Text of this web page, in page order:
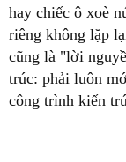
hay chiếc ô xoè
riêng không lặp
cũng là "lời
trúc: phải luôn
công trình kiến